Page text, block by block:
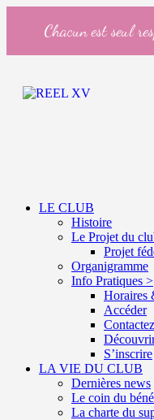
Chacun est seul
LE CLUB
Histoire
Le Projet du
Projet
Organigramme
Info Pratiques >
Horaires
Accéder
S’inscrire
LA VIE DU CLUB
Dernières news
Le coin du
La charte du